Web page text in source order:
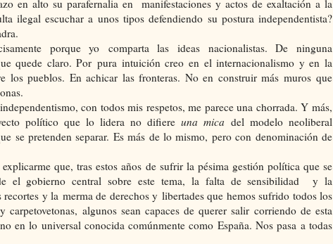
en alto su parafernalia en manifestaciones y actos de exaltación a la
ilegal escuchar a unos tipos defendiendo su postura independentista?
porque yo comparta las ideas nacionalistas. De ninguna
quede claro. Por pura intuición creo en el internacionalismo y en la
los pueblos. En achicar las fronteras. No en construir más muros que
con todos mis respetos, me parece una chorrada. Y más,
político que lo lidera no difiere una mica del modelo neoliberal
se pretenden separar. Es más de lo mismo, pero con denominación de
que, tras estos años de sufrir la pésima gestión política que se
el gobierno central sobre este tema, la falta de sensibilidad y la
y la merma de derechos y libertades que hemos sufrido todos los
carpetovetonas, algunos sean capaces de querer salir corriendo de esta
en lo universal conocida comúnmente como España. Nos pasa a todas